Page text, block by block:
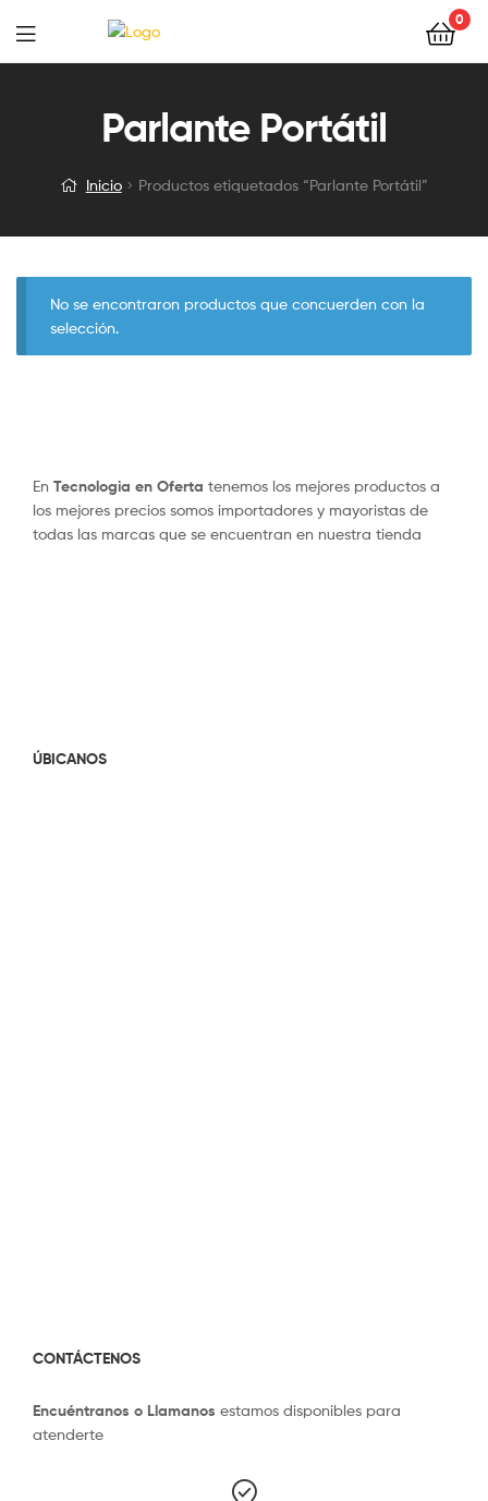
0
Parlante Portátil
Inicio Productos etiquetados “Parlante Portátil”
No se encontraron productos que concuerden con la
selección.
En Tecnologia en Oferta tenemos los mejores productos a
los mejores precios somos importadores y mayoristas de
todas las marcas que se encuentran en nuestra tienda
ÚBICANOS
CONTÁCTENOS
Encuéntranos o Llamanos estamos disponibles para
atenderte